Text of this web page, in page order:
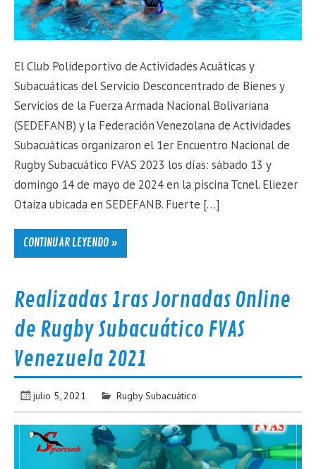
El Club Polideportivo de Actividades Acuáticas y
Subacuáticas del Servicio Desconcentrado de Bienes y
Servicios de la Fuerza Armada Nacional Bolivariana
(SEDEFANB) y la Federación Venezolana de Actividades
Subacuáticas organizaron el 1er Encuentro Nacional de
Rugby Subacuático FVAS 2023 los días: sábado 13 y
domingo 14 de mayo de 2024 en la piscina Tcnel. Eliezer
Otaiza ubicada en SEDEFANB. Fuerte […]
CONTINUAR LEYENDO »
Realizadas 1ras Jornadas Online
de Rugby Subacuático FVAS
Venezuela 2021
julio 5, 2021 Rugby Subacuático